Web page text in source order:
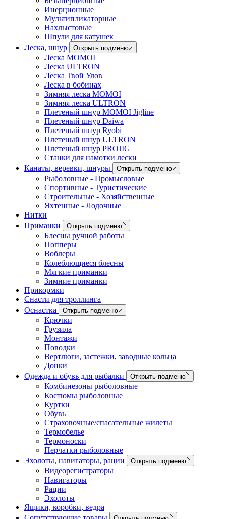
Инерционные
Мультипликаторные
Нахлыстовые
Шпули для катушек
Леска, шнур
Открыть подменю
Леска MOMOI
Леска ULTRON
Леска Твой Улов
Леска в бобинах
Зимняя леска MOMOI
Зимняя леска ULTRON
Плетеный шнур MOMOI Jigline
Плетеный шнур Daiwa
Плетеный шнур Ryobi
Плетеный шнур ULTRON
Плетеный шнур PROJIG
Станки для намотки лески
Канаты, веревки, шнуры
Открыть подменю
Рыболовные - Промысловые
Спортивные - Туристические
Строительные - Хозяйственные
Яхтенные - Лодочные
Нитки
Приманки
Открыть подменю
Блесны ручной работы
Попперы
Воблеры
Колеблющиеся блесны
Мягкие приманки
Зимние приманки
Прикормки
Снасти для троллинга
Оснастка
Открыть подменю
Крючки
Грузила
Монтажи
Поводки
Вертлюги, застежки, заводные кольца
Донки
Одежда и обувь для рыбалки
Открыть подменю
Комбинезоны рыболовные
Костюмы рыболовные
Куртки
Обувь
Страховочные/спасательные жилеты
Термобелье
Термоноски
Перчатки рыболовные
Эхолоты, навигаторы, рации
Открыть подменю
Видеорегистраторы
Навигаторы
Рации
Эхолоты
Ящики, коробки, ведра